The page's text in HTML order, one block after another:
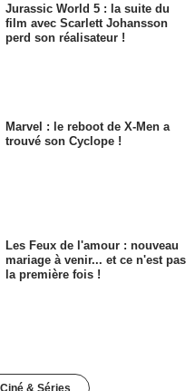
Jurassic World 5 : la suite du
film avec Scarlett Johansson
perd son réalisateur !
Marvel : le reboot de X-Men a
trouvé son Cyclope !
Les Feux de l'amour : nouveau
mariage à venir... et ce n'est pas
la première fois !
& Séries